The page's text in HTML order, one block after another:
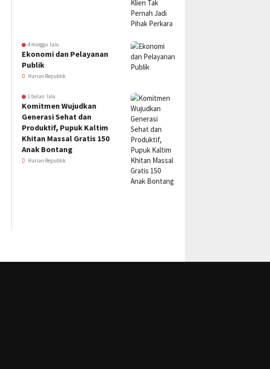
4 minggu lalu
Ekonomi dan Pelayanan
Publik
Harian Republik
1 bulan lalu
Komitmen Wujudkan
Generasi Sehat dan
Produktif, Pupuk Kaltim
Khitan Massal Gratis 150
Anak Bontang
Harian Republik